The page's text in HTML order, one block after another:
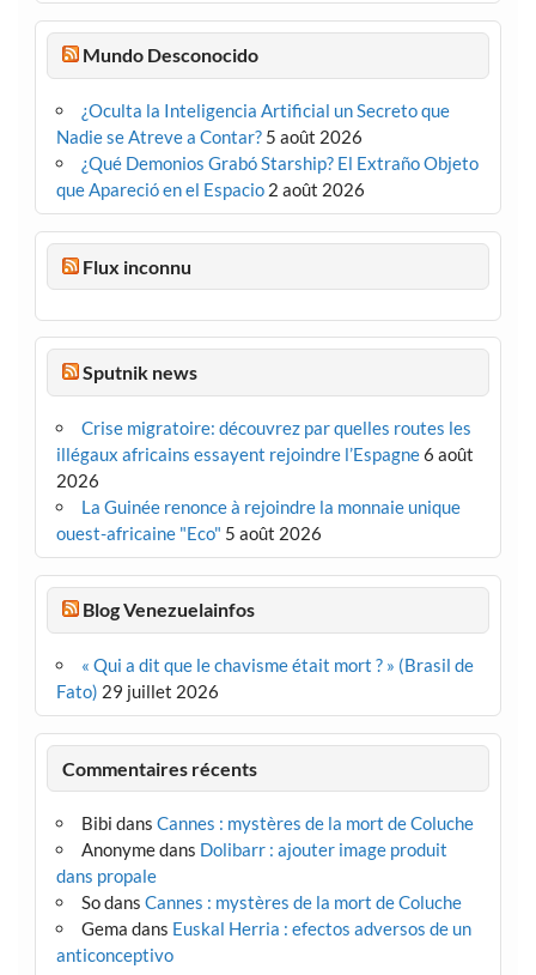
Mundo Desconocido
¿Oculta la Inteligencia Artificial un Secreto que
Nadie se Atreve a Contar? 5 août 2026
¿Qué Demonios Grabó Starship? El Extraño Objeto
que Apareció en el Espacio 2 août 2026
Flux inconnu
Sputnik news
Crise migratoire: découvrez par quelles routes les
illégaux africains essayent rejoindre l’Espagne6 août
2026
La Guinée renonce à rejoindre la monnaie unique
ouest-africaine "Eco" 5 août 2026
Blog Venezuelainfos
« Qui a dit que le chavisme était mort ? » (Brasil de
Fato) 29 juillet 2026
Commentaires récents
Bibi dans Cannes : mystères de la mort de Coluche
Anonymedans Dolibarr : ajouter image produit
dans propale
Sodans Cannes : mystères de la mort de Coluche
Gema dans Euskal Herria : efectos adversos de un
anticonceptivo